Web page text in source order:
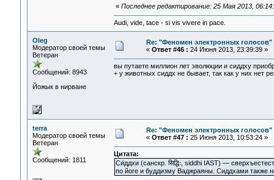
« Последнее редактирование: 25 Мая 2013,
Audi, vide, tace - si vis vivere in pace.
Oleg
Модератор своей темы
Ветеран
Сообщений: 8943
Йожык в нирване
Re: "Феномен электронных голосов"
« Ответ #46 : 24 Июня 2013, 23:39:39 »
вы путаете миллион лет эволюции и сиддху
+ у животных сиддх не бывает, так как у них нет
terra
Модератор своей темы
Ветеран
Сообщений: 1811
Re: "Феномен электронных голосов"
« Ответ #47 : 25 Июня 2013, 10:53:24 »
Цитата:
Си́ддхи (санскр. सिद्धिः, siddhi IAST) —
по йоге и буддизму Ваджраяны. Сиддхами также